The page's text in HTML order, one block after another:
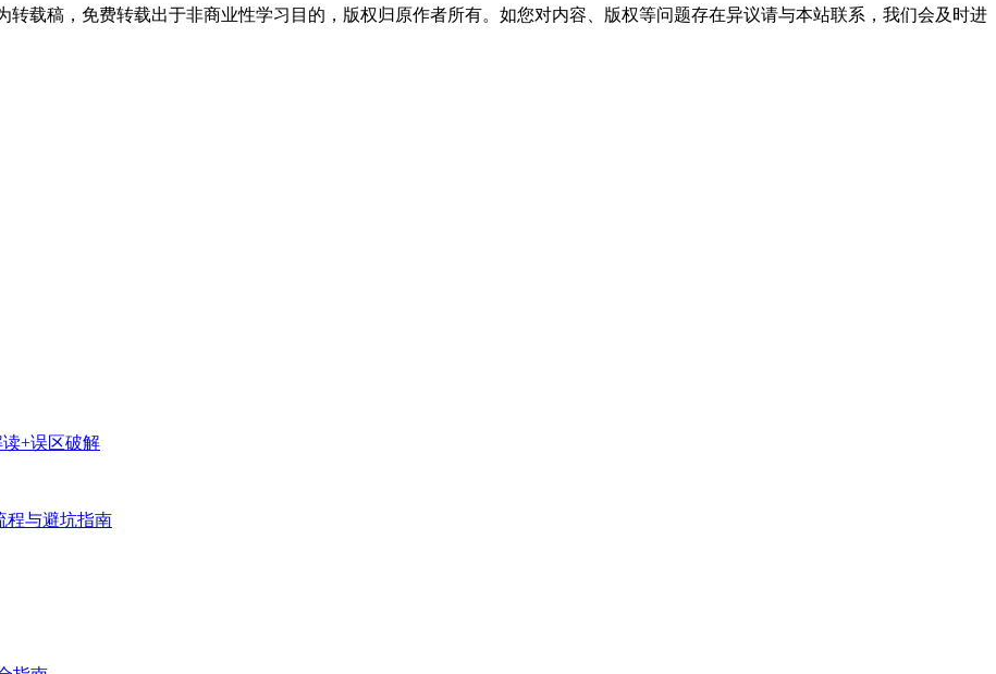
转载稿，免费转载出于非商业性学习目的，版权归原作者所有。如您对内容、版权等问题存在异议请与本站联系，我们会及时进
+误区破解
程与避坑指南